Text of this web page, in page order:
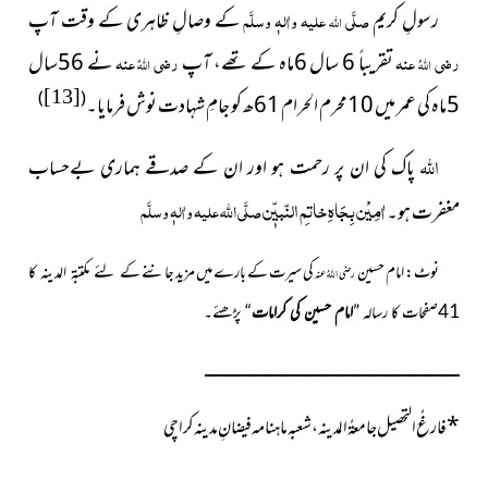
رسولِ کریمصلَّیاللہعلیہ واٰلہٖ وسلَّمکے وصالِ ظاہری کے وقت آپ
رضیاللہُعنہتقریباً 6 سال 6ماہ کے تھے، آپ رضیاللہُعنہ
نے 56سال
5ماہ کی عمر میں 10محرم الحرام 61ھ کو جامِ شہادت نوش فرمایا۔
(
[13]
)
اللہپاک کی ان پر رحمت ہو اور ان کے صدقے ہماری بےحساب
مغفرت ہو۔اٰمِیْن بِجَاہِ خاتمِ النّبیّٖنصلَّی اللہ علیہ واٰلہٖ وسلَّم
نوٹ: امام حسینرضیاللہُعنہکی سیرت کے بارے میں مزید جاننےکے لئے مکتبۃ المدینہ کا
41صفحات کا رسالہ ”
امام حسین کی کرامات“ پڑھئے۔
ــــــــــــــــــــــــــــــــــــــــــــــــــــــــــــــــــــــــــــــ
*فارغُ التحصیل جامعۃُ المدینہ، شعبہ ماہنامہ فیضانِ مدینہ کراچی